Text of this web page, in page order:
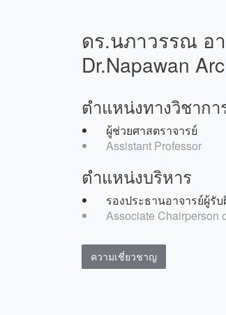
ดร.นภาวรรณ อ
Dr.Napawan
ตำแหน่งทางวิชากา
ผู้ช่วยศาสตราจารย์
Assistant Professor
ตำแหน่งบริหาร
รองประธานอาจารย์ผู้รั
Associate Chairperson
ความเชี่ยวชาญ